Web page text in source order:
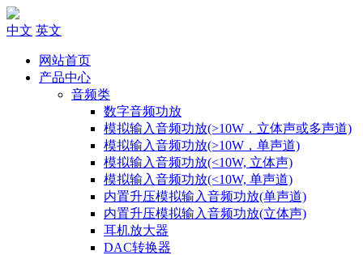
中文 英文
网站首页
产品中心
音频类
数字音频功放
模拟输入音频功放(>10W，立体声或多声道)
模拟输入音频功放(>10W，单声道)
模拟输入音频功放(<10W, 立体声)
模拟输入音频功放(<10W, 单声道)
内置升压模拟输入音频功放(单声道)
内置升压模拟输入音频功放(立体声)
耳机放大器
DAC转换器